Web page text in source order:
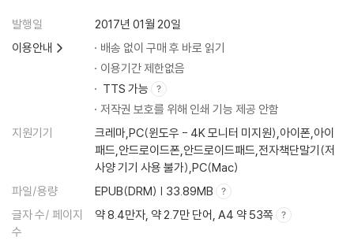
발행일
2017년 01월 20일
이용안내
배송 없이 구매 후 바로 읽기
이용기간 제한없음
TTS 가능
저작권 보호를 위해 인쇄 기능 제공 안함
지원기기
크레마,PC(윈도우 - 4K 모니터 미지원),아이폰,아이
패드,안드로이드폰,안드로이드패드,전자책단말기(저
사양 기기 사용 불가),PC(Mac)
파일/용량
EPUB(DRM) | 33.89MB
글자 수/ 페이지
수
약 8.4만자, 약 2.7만 단어, A4 약 53쪽